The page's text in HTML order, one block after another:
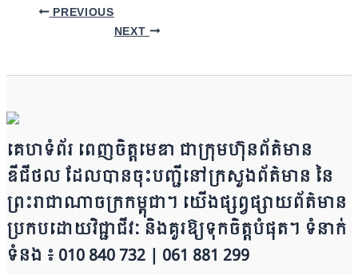
PREVIOUS
NEXT
គេហទំព័រ ពេញចិត្តមេឌា ជា​ក្រុ​​​​​ម​​​ហ៊ុន​ព័ត៌មាន​
ឌីជីថល ដែ​លបា​ន​​ចុះបញ្ជីនៅក្រសួងព័ត៌មាន នៃ​​​​
ព្រះរាជាណាចក្រ​ក​ម្ពុជា។ យើ​ង​​​​​ផ្សព្វផ្សាយព័​ត៌​មា​​​​ន
ប្រក​ប​ដោ​​​​​​យ​វិជ្ជាជីវៈ និ​ងគួរ​ឱ្យ​ទុកចិត្ត​បំ​ផុត។ ទំនាក់
ទំនង ៖ 010 840 732 | 0​​​​​61 881 299